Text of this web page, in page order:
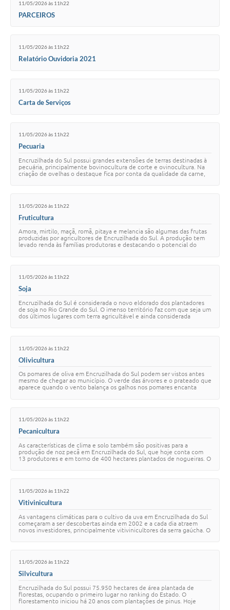
11/05/2026 às 11h22
PARCEIROS
11/05/2026 às 11h22
Relatório Ouvidoria 2021
11/05/2026 às 11h22
Carta de Serviços
11/05/2026 às 11h22
Pecuaria
Encruzilhada do Sul possui grandes extensões de terras destinadas à
pecuária, principalmente bovinocultura de corte e ovinocultura. Na
criação de ovelhas o destaque fica por conta da qualidade da carne,
11/05/2026 às 11h22
Fruticultura
Amora, mirtilo, maçã, romã, pitaya e melancia são algumas das frutas
produzidas por agricultores de Encruzilhada do Sul. A produção tem
levado renda às famílias produtoras e destacando o potencial do
11/05/2026 às 11h22
Soja
Encruzilhada do Sul é considerada o novo eldorado dos plantadores
de soja no Rio Grande do Sul. O imenso território faz com que seja um
dos últimos lugares com terra agricultável e ainda considerada
11/05/2026 às 11h22
Olivicultura
Os pomares de oliva em Encruzilhada do Sul podem ser vistos antes
mesmo de chegar ao município. O verde das árvores e o prateado que
aparece quando o vento balança os galhos nos pomares encanta
11/05/2026 às 11h22
Pecanicultura
As características de clima e solo também são positivas para a
produção de noz pecã em Encruzilhada do Sul, que hoje conta com
13 produtores e em torno de 400 hectares plantados de nogueiras. O
11/05/2026 às 11h22
Vitivinicultura
As vantagens climáticas para o cultivo da uva em Encruzilhada do Sul
começaram a ser descobertas ainda em 2002 e a cada dia atraem
novos investidores, principalmente vitivinicultores da serra gaúcha. O
11/05/2026 às 11h22
Silvicultura
Encruzilhada do Sul possui 75.950 hectares de área plantada de
florestas, ocupando o primeiro lugar no ranking do Estado. O
florestamento iniciou há 20 anos com plantações de pinus. Hoje